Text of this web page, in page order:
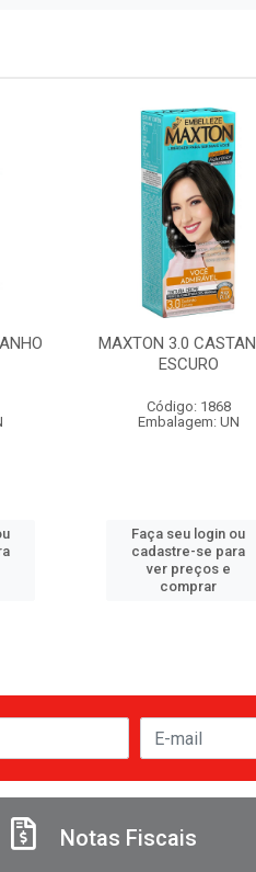
MAXTON 3.0
ESCURO
Código: 1868
Embalagem: UN
Faça seu login ou
cadastre-se para
ver preços e
comprar
Notas Fiscais